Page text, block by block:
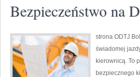
Bezpieczeństwo na
strona ODTJ
świadomej
kierownicą. To
bezpiecznego